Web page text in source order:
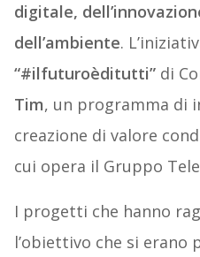
digitale,
dell’ambiente.
“#ilfuturoèditutti”di
Tim, un programma di
creazione di valore
cui opera il Gruppo
I progetti che hanno
l’obiettivo che si erano